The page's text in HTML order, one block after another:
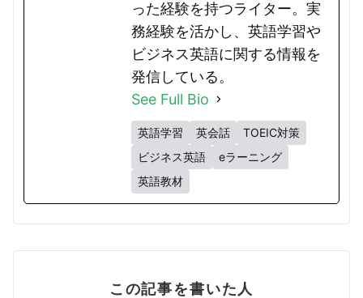
った経験を持つライター。実
務経験を活かし、英語学習や
ビジネス英語に関する情報を
発信している。
See Full Bio
英語学習 英会話
TOEIC対策
ビジネス英語
eラーニング
英語教材
この記事を書いた人